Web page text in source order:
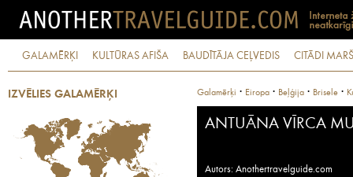
GALAMĒRĶI KULTŪRAS AFIŠA BAUDĪTĀJA CEĻVEDIS CITĀDI
IZVĒLIES GALAMĒRĶI Galamērķi · Eiropa · Beļģija · Brisele ·
ANTUĀNA VĪRCA
Autors: Anothertravelguide.com